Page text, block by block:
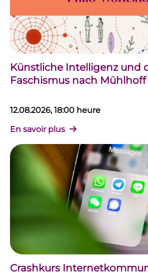
Künstliche Intelligenz und
Faschismus nach Mühlhoff
12.08.2026, 18:00 heure
En savoir plus
Crashkurs